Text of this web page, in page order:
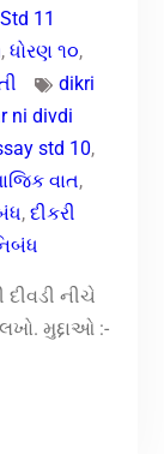
Std 11
, ધોરણ ૧૦,
dikri
ni divdi
std 10,
વાત,
, દીકરી
દીવડી નીચે
મુદ્દાઓ :-